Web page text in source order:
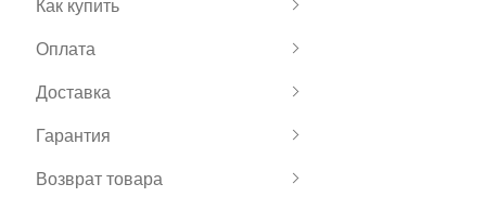
Оплата
Доставка
Гарантия
Возврат товара